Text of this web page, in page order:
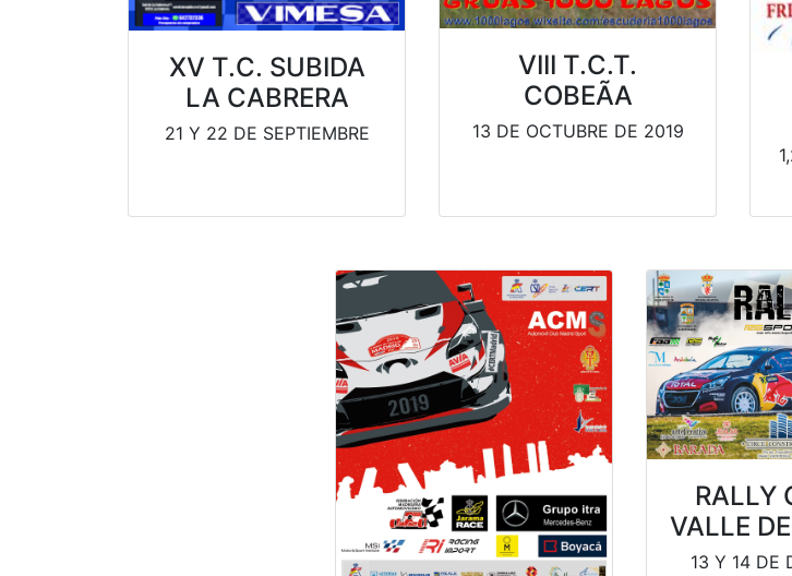
XV T.C. SUBIDA
LA CABRERA
21 Y 22 DE SEPTIEMBRE
VIII T.C.T.
COBEÃA
13 DE OCTUBRE DE 2019
RALLY
VALLE
13 Y 14 DE